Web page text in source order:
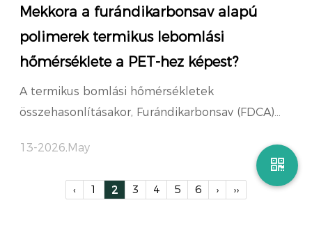
Mekkora a furándikarbonsav alapú
polimerek termikus lebomlási
hőmérséklete a PET-hez képest?
A termikus bomlási hőmérsékletek
összehasonlításakor, Furándikarbonsav (FDCA)...
13-2026,May
‹ 1 2 3 4 5 6 › ››